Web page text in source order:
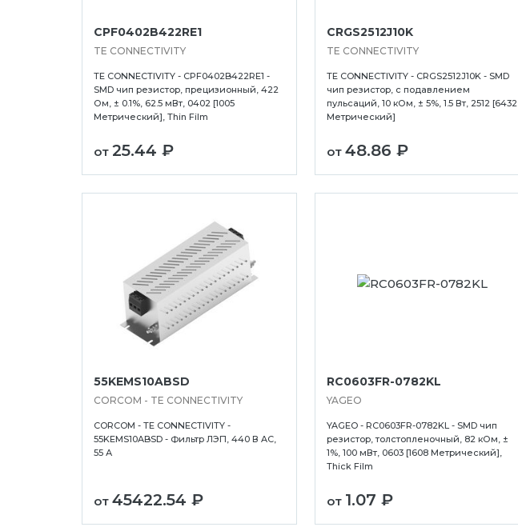
CPF0402B422RE1
TE CONNECTIVITY
TE CONNECTIVITY - CPF0402B422RE1 -
SMD чип резистор, прецизионный, 422
Ом, ± 0.1%, 62.5 мВт, 0402 [1005
Метрический], Thin Film
от 25.44 ₽
CRGS2512J10K
TE CONNECTIVITY
TE CONNECTIVITY - CRGS2512J10K - SMD
чип резистор, с подавлением
пульсаций, 10 кОм, ± 5%, 1.5 Вт, 2512 [6432
Метрический]
от 48.86 ₽
55KEMS10ABSD
CORCOM - TE CONNECTIVITY
CORCOM - TE CONNECTIVITY -
55KEMS10ABSD - Фильтр ЛЭП, 440 В AC,
55 А
от 45422.54 ₽
RC0603FR-0782KL
YAGEO
YAGEO - RC0603FR-0782KL - SMD чип
резистор, толстопленочный, 82 кОм, ±
1%, 100 мВт, 0603 [1608 Метрический],
Thick Film
от 1.07 ₽
Севастополь
Серпухов
Смоленск
Ставрополь
Тамбов
Ульяновск
Уссурийск
Хасавюрт
Челябинск
Череповец